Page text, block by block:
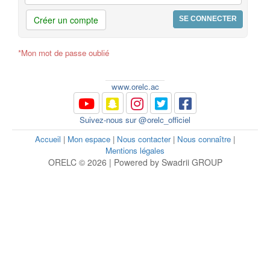
Créer un compte
*Mon mot de passe oublié
www.orelc.ac
Suivez-nous sur @orelc_officiel
Accueil | Mon espace | Nous contacter| Nous connaître |
Mentions légales
ORELC © 2026 | Powered by Swadrii GROUP